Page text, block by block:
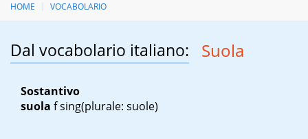
HOME VOCABOLARIO
Dal vocabolario italiano: Suola
Sostantivo
suola f sing(plurale: suole)